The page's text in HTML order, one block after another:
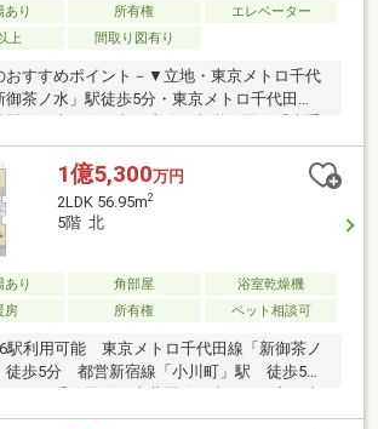
ィ E) 三越伊勢丹ホームパーティーギフト
あり 所有権
エレベーター
上
間取り図有り
おすすめポイント－▼立地・東京メトロ千代
御茶ノ水」駅徒歩5分・東京メトロ千代田
門線・東西線・丸ノ内線・都営三田線「大手
歩6分・都営新宿線「小川町」駅徒歩6分 他
部リフォーム内容（令和8年8月下旬完成予
ッチン交換、浴室交換、洗面化粧台交換、ト
・クロス貼替、フローリング貼替、給湯器交
すすめポイント・住友商事（株）・京急不
）旧分譲・ウォークインクローゼット・納戸
実・温水式床暖房（LD)・システムキッチン
浄乾燥機付き）・フルオートバス（ミストサ
1億5,300万円
2LDK 56.95m2
5階 北
あり 角部屋
浴室乾燥機
房
所有権 ペット相談可
6駅利用可能 東京メトロ千代田線「新御茶ノ
歩5分 都営新宿線「小川町」駅 徒歩5
トロ千代田線・半蔵門線・東西線・丸ノ内
三田線「大手町」駅 徒歩6分 東京メトロ